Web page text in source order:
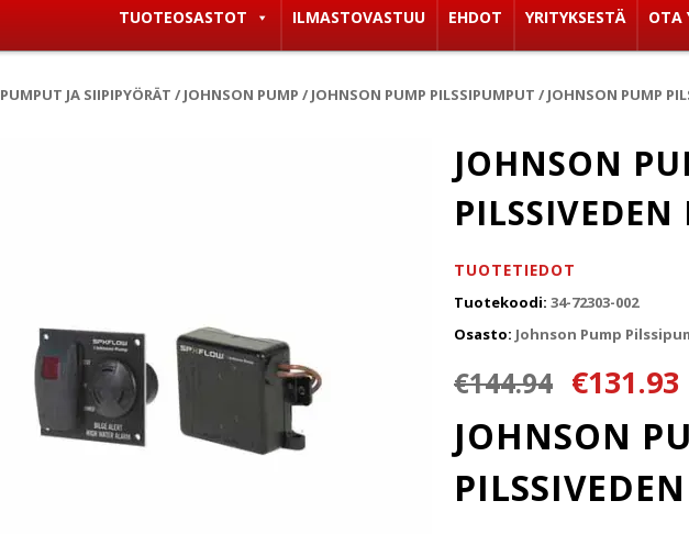
TUOTEOSASTOT ILMASTOVASTUU EHDOT YRITYKSESTÄ OTA
PUMPUT JA SIIPIPYÖRÄT / JOHNSON PUMP / JOHNSON PUMP PILSSIPUMPUT / JOHNSON PUMP
JOHNSON
TUOTETIEDOT
Tuotekoodi: 34-72303-002
Osasto: Johnson Pump
€144.94 €131.93
JOHNSON